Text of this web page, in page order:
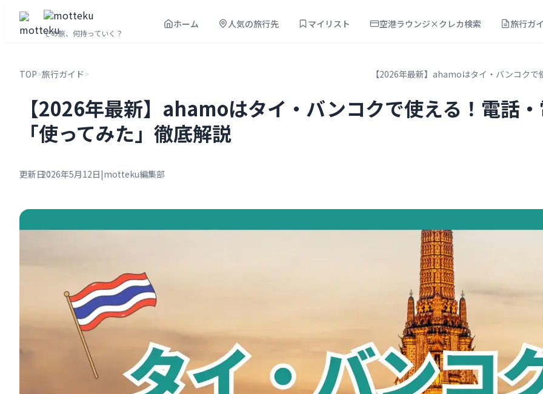
その旅、何持っていく？
ホーム 人気の旅行先 マイリスト 空港ラウンジ×クレカ検索 旅行ガ
TOP>旅行ガイド> 【2026年最新】ahamoはタイ・バンコク
【2026年最新】ahamoはタイ・バンコクで使える！電話
「使ってみた」徹底解説
更新日：2026年5月12日|motteku編集部